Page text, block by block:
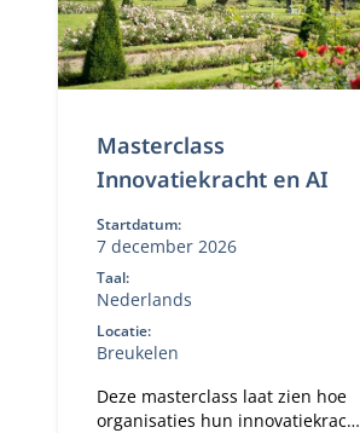
Masterclass
Innovatiekracht en AI
Startdatum:
7 december 2026
Taal:
Nederlands
Locatie:
Breukelen
Deze masterclass laat zien hoe
organisaties hun innovatiekracht